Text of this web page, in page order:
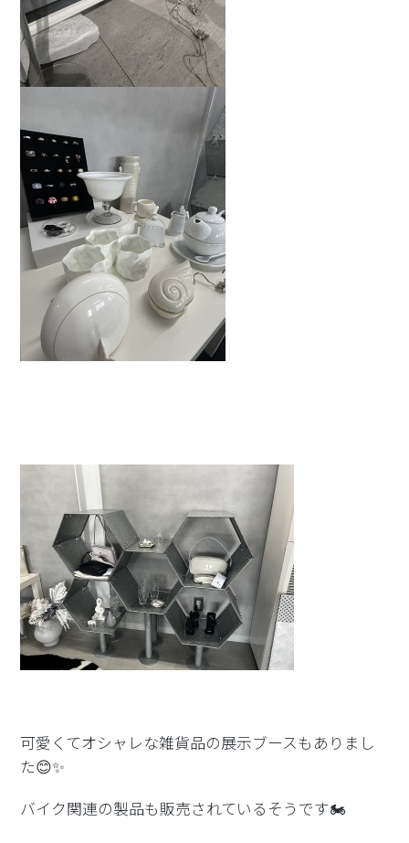
可愛くてオシャレな雑貨品の展示ブースもありまし
た😊✨
バイク関連の製品も販売されているそうです🏍